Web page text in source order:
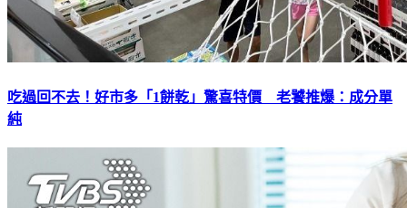
吃過回不去！好市多「1餅乾」驚喜特價 老饕推爆：成分單
純